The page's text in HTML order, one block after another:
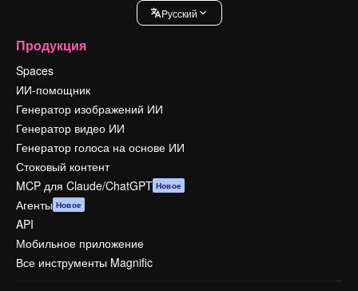
Pусский
Продукция
Spaces
ИИ-помощник
Генератор изображений ИИ
Генератор видео ИИ
Генератор голоса на основе ИИ
Стоковый контент
MCP для Claude/ChatGPT Новое
Агенты Новое
API
Мобильное приложение
Все инструменты Magnific